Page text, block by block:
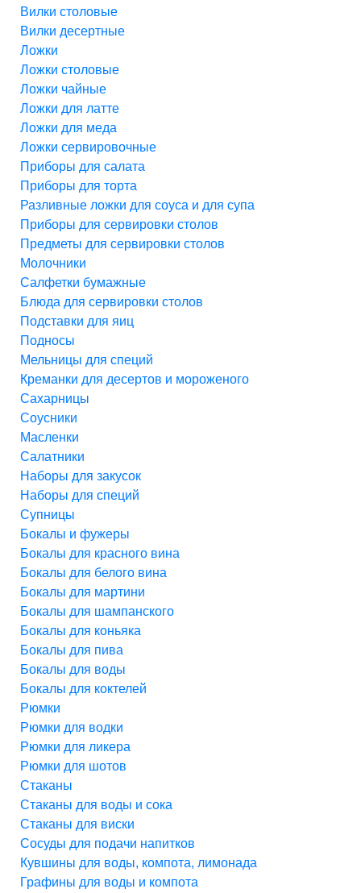
Вилки столовые
Вилки десертные
Ложки
Ложки столовые
Ложки чайные
Ложки для латте
Ложки для меда
Ложки сервировочные
Приборы для салата
Приборы для торта
Разливные ложки для соуса и для супа
Приборы для сервировки столов
Предметы для сервировки столов
Молочники
Салфетки бумажные
Блюда для сервировки столов
Подставки для яиц
Подносы
Мельницы для специй
Креманки для десертов и мороженого
Сахарницы
Соусники
Масленки
Салатники
Наборы для закусок
Наборы для специй
Супницы
Бокалы и фужеры
Бокалы для красного вина
Бокалы для белого вина
Бокалы для мартини
Бокалы для шампанского
Бокалы для коньяка
Бокалы для пива
Бокалы для воды
Бокалы для коктелей
Рюмки
Рюмки для водки
Рюмки для ликера
Рюмки для шотов
Стаканы
Стаканы для воды и сока
Стаканы для виски
Сосуды для подачи напитков
Кувшины для воды, компота, лимонада
Графины для воды и компота